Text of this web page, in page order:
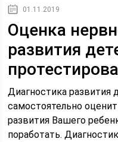
01.11.2019
Оценка
развития
Диагностика
самостоятельно
развития Вашего
поработать.